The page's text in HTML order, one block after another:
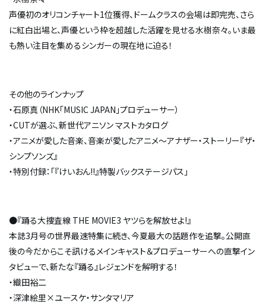
声優初のオリコンチャート1位獲得、ドームクラスの会場は即完売、さら
に紅白出場と、声優という枠を超越した活躍を見せる水樹奈々。いま最
も熱い注目を集めるシンガーの現在地に迫る！
その他のラインナップ
・石原真（NHK「MUSIC JAPAN」プロデューサー）
・CUTが選ぶ、新世代アニソン マストカタログ
・アニメが愛した音楽、音楽が愛したアニメ～アナザー・ストーリー『ザ・
シンプソンズ』
・特別付録：「『けいおん!!』特製バックステージパス」
●『踊る大捜査線 THE MOVIE3 ヤツらを解放せよ!』
本誌3月号の世界最速特集に続き、今夏最大の話題作を追撃。公開直
後の今だからこそ訊けるメインキャスト＆プロデューサーへの直撃イン
タビューで、新たな『踊る』レジェンドを解明する！
・織田裕二
・深津絵里×ユースケ・サンタマリア